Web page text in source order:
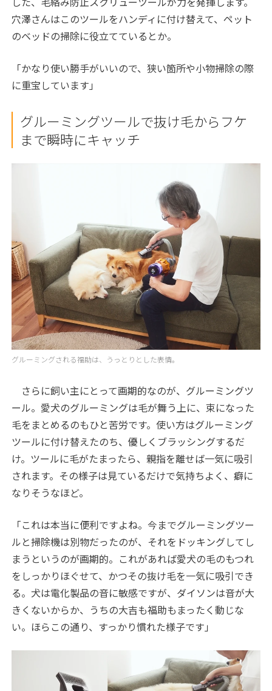
穴澤さんはこのツールをハンディに付け替えて、ペット
のベッドの掃除に役立てているとか。
「かなり使い勝手がいいので、狭い箇所や小物掃除の際
に重宝しています」
グルーミングツールで抜け毛からフケ
まで瞬時にキャッチ
グルーミングされる福助は、うっとりとした表情。
さらに飼い主にとって画期的なのが、グルーミングツ
ール。愛犬のグルーミングは毛が舞う上に、束になった
毛をまとめるのもひと苦労です。使い方はグルーミング
ツールに付け替えたのち、優しくブラッシングするだ
け。ツールに毛がたまったら、親指を離せば一気に吸引
されます。その様子は見ているだけで気持ちよく、癖に
なりそうなほど。
「これは本当に便利ですよね。今までグルーミングツー
ルと掃除機は別物だったのが、それをドッキングしてし
まうというのが画期的。これがあれば愛犬の毛のもつれ
をしっかりほぐせて、かつその抜け毛を一気に吸引でき
る。犬は電化製品の音に敏感ですが、ダイソンは音が大
きくないからか、うちの大吉も福助もまったく動じな
い。ほらこの通り、すっかり慣れた様子です」